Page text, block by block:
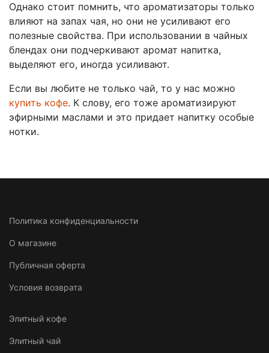
Однако стоит помнить, что ароматизаторы только
влияют на запах чая, но они не усиливают его
полезные свойства. При использовании в чайных
блендах они подчеркивают аромат напитка,
выделяют его, иногда усиливают.
Если вы любите не только чай, то у нас можно
купить кофе. К слову, его тоже ароматизируют
эфирными маслами и это придает напитку особые
нотки.
Политика конфиденциальности
О магазине
Публичная оферта
Условия возврата
Элитный кофе
Элитный чай